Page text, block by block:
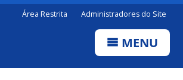
Área Restrita Administradores do Site
MENU